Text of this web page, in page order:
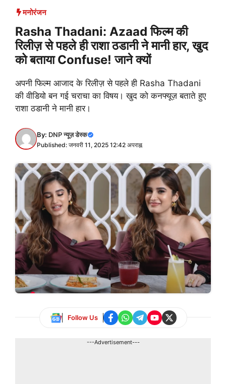
मनोरंजन
Rasha Thadani: Azaad फिल्म की
रिलीज़ से पहले ही राशा ठडानी ने मानी हार, खुद
को बताया Confuse! जाने क्यों
अपनी फिल्म आजाद के रिलीज़ से पहले ही Rasha Thadani
की वीडियो बन गई चराचा का विषय। खुद को कनफ्यूज़ बताते हुए
राशा ठडानी ने मानी हार।
By: DNP न्यूज़ डेस्क
Published: जनवरी 11, 2025 12:42 अपराह्न
Follow Us
---Advertisement---